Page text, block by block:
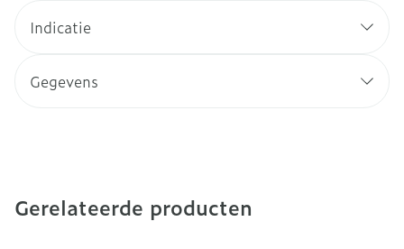
Indicatie
Gegevens
Gerelateerde producten